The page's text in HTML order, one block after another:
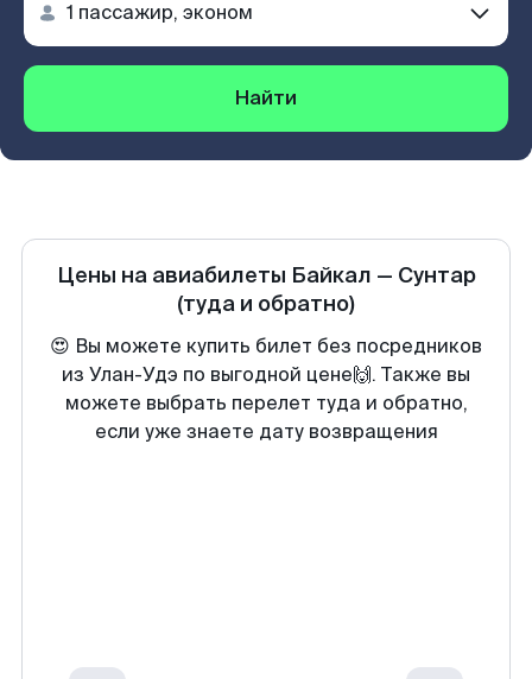
Найти
Цены на авиабилеты Байкал — Сунтар
(туда и обратно)
😍 Вы можете купить билет без посредников
из Улан-Удэ по выгодной цене🙌. Также вы
можете выбрать перелет туда и обратно,
если уже знаете дату возвращения